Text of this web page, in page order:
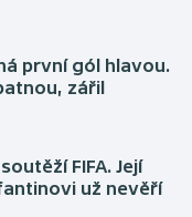
první gól hlavou.
zářil
FIFA. Její
už nevěří